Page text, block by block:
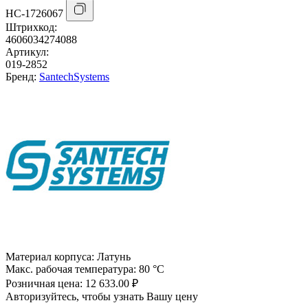
НС-1726067
Штрихкод:
4606034274088
Артикул:
019-2852
Бренд: SantechSystems
Материал корпуса: Латунь
Макс. рабочая температура: 80 °С
Розничная цена: 12 633.00 ₽
Авторизуйтесь, чтобы узнать Вашу цену